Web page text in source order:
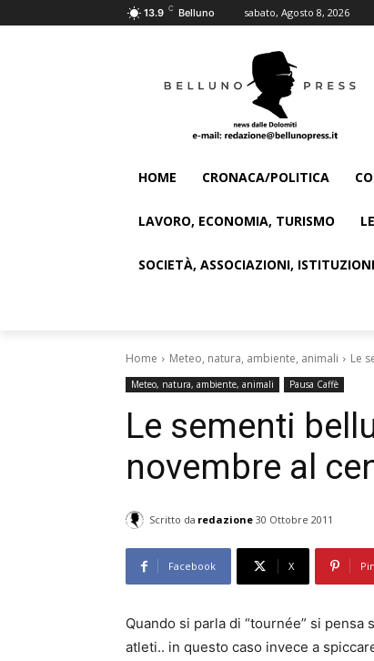
13.9 C Belluno sabato, Agosto 8, 2026
HOME CRONACA/POLITICA
LAVORO, ECONOMIA, TURISMO
SOCIETÀ, ASSOCIAZIONI, ISTITUZIONI
Home Meteo, natura, ambiente, animali Le
Meteo, natura, ambiente, animali Pausa Caffè
Le sementi
novembre al
Scritto da redazione 30 Ottobre 2011
Facebook X
Quando si parla di “tournée” si
atleti.. in questo caso invece a